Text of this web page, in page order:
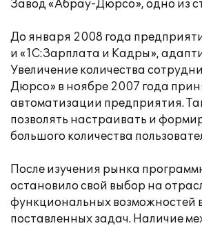
Завод «Абрау-Дюрсо», одно из
До января 2008 года
и «1С:Зарплата и Кадры»,
Увеличение количества
Дюрсо» в ноябре 2007 года
автоматизации предприятия.
позволять настраивать и
большого количества
После изучения рынка
остановило свой выбор на
функциональных возможностей
поставленных задач. Наличие